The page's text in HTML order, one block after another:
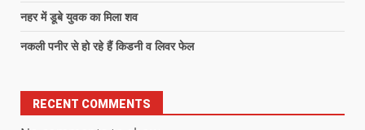
नहर में डूबे युवक का मिला शव
नकली पनीर से हो रहे हैं किडनी व लिवर फेल
RECENT COMMENTS